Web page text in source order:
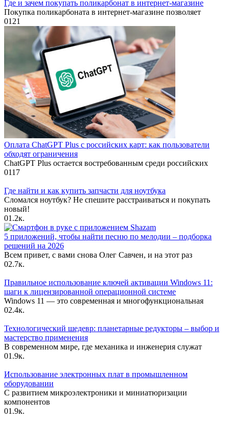
Где и зачем покупать поликарбонат в интернет-магазине
Покупка поликарбоната в интернет-магазине позволяет
0121
Оплата ChatGPT Plus с российских карт: как пользователи
обходят ограничения
ChatGPT Plus остается востребованным среди российских
0117
Где найти и как купить запчасти для ноутбука
Сломался ноутбук? Не спешите расстраиваться и покупать
новый!
01.2к.
5 приложений, чтобы найти песню по мелодии – подборка
решений на 2026
Всем привет, с вами снова Олег Савчен, и на этот раз
02.7к.
Правильное использование ключей активации Windows 11:
шаги к лицензированной операционной системе
Windows 11 — это современная и многофункциональная
02.4к.
Технологический шедевр: планетарные редукторы – выбор и
мастерство применения
В современном мире, где механика и инженерия служат
01.9к.
Использование электронных плат в промышленном
оборудовании
С развитием микроэлектроники и миниатюризации
компонентов
01.9к.